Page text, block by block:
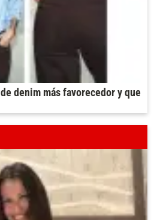
denim más favorecedor y que